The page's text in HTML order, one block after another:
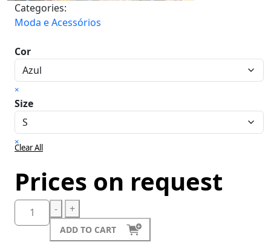
Categories:
Moda e Acessórios
Cor
×
Size
×
Clear All
Prices on request
- +
ADD TO CART